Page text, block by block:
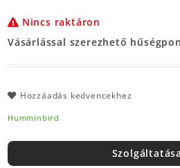
Nincs raktáron
Vásárlással szerezhető
Hozzáadás kedvencekhez
Humminbird